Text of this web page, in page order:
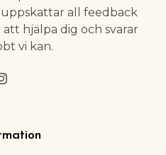
all feedback
hjälpa dig och svarar
vi kan.